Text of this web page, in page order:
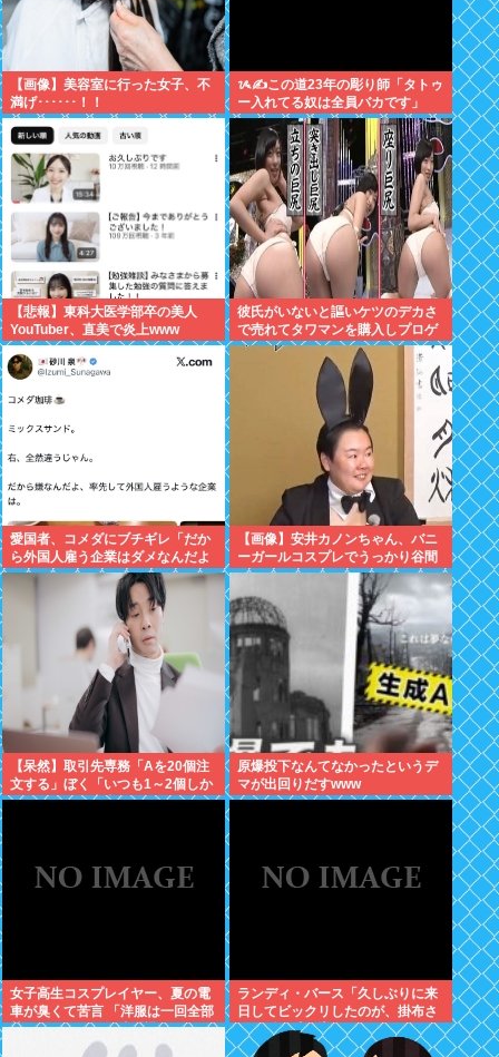
【画像】美容室に行った女子、不
満げ･･････！！
ᝰ✍この道23年の彫り師「タトゥ
ー入れてる奴は全員バカです」
【悲報】東科大医学部卒の美人
YouTuber、直美で炎上www
彼氏がいないと謳いケツのデカさ
で売れてタワマンを購入しプロゲ
ーマーと結婚したグラドル、息子
が「自閉スペクトラム症」と診断
愛国者、コメダにブチギレ「だか
ら外国人雇う企業はダメなんだよ
」
【画像】安井カノンちゃん、バニ
ーガールコスプレでうっかり谷間
が見えてしまう
【呆然】取引先専務「Aを20個注
文する」ぼく「いつも1～2個しか
使わないけど本当に20であって
原爆投下なんてなかったというデ
マが出回りだすwww
女子高生コスプレイヤー、夏の電
車が臭くて苦言 「洋服は一回全部
熱湯につけよう！洗濯機はキッチ
ンハイター薄めた水で一回まわそ
ランディ・バース「久しぶりに来
日してビックリしたのが、掛布さ
んの髪の毛が増えていた。岡田さ
んは髪の毛がなくなってた」